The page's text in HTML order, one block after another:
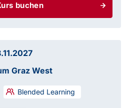
buchen
Graz West
Blended Learning